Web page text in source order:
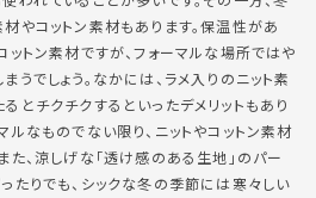
やコットン素材もあります。保温性があ
ットン素材ですが、フォーマルな場所ではや
うでしょう。なかには、ラメ入りのニット素
とチクチクするといったデメリットもあり
ルなものでない限り、ニットやコットン素材
た、涼しげな「透け感のある生地」のパー
たりでも、シックな冬の季節には寒々しい